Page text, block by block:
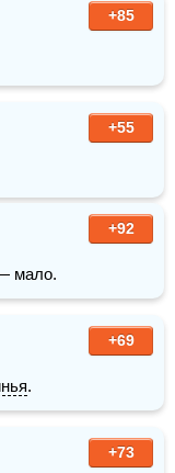
+85
+55
+92
мало.
+69
.
+73